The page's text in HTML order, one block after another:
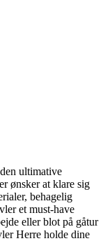
ultimative
ønsker at klare sig
behagelig
et must-have
eller blot på gåtur
Herre holde dine